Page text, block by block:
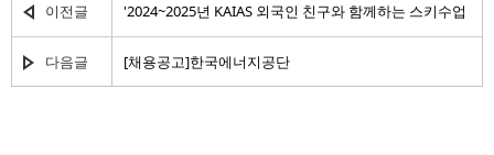
이전글 '2024~2025년 KAIAS 외국인 친구와 함께하는 스키수업
다음글 [채용공고]한국에너지공단